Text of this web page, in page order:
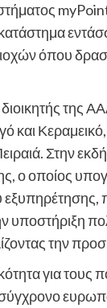
όπου
της
και
Στην
ο οποίος
υποστήριξη
την
για τους